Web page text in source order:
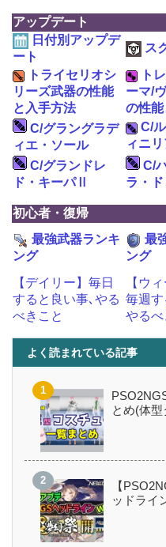
アップデート
日付別アップデ
ート
ス
トライセリオシ
リーズ武器の性能
と入手方法
ト
ーマ/
の性
C/グラングラデ
ィエ・ソール
C/
ィニ
C/グランドレ
ド・キーパⅡ
C/
ラ・
初心者・復帰
最強武器ランキ
ング
最
ング
【デイリー】毎日
すると良い事､やる
べきこと
【ウ
毎週す
やるべ
よく読まれている記事
とめ(体
【
ッドライ